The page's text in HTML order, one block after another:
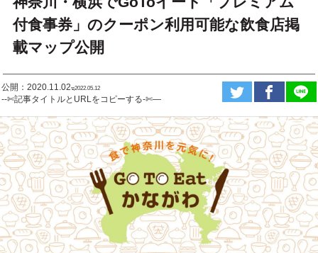
付食事券」のクーポン利用可能な飲食店掲
載マップ公開
公開：2020.11.02ಇ2022.05.12
--✄記事タイトルとURLをコピーする-✄—